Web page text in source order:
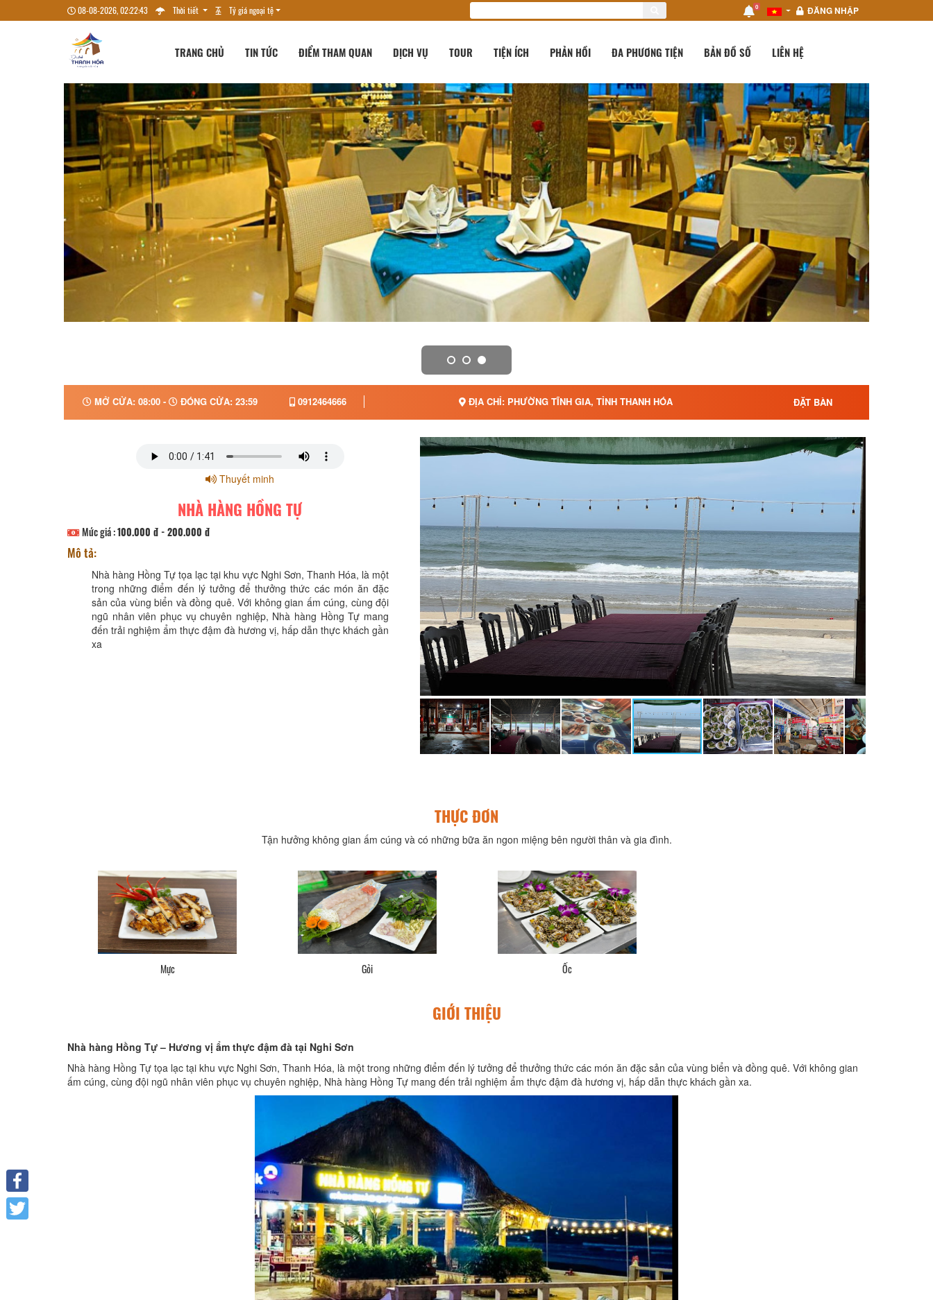
08-08-2026, 02:22:44 Thời tiết Tỷ giá ngoại tệ 0 ĐĂNG NHẬP
TRANG CHỦ TIN TỨC ĐIỂM THAM QUAN DỊCH VỤ TOUR TIỆN ÍCH PHẢN HỒI ĐA PHƯƠNG TIỆN BẢN ĐỒ SỐ LIÊN HỆ
MỞ CỬA: 08:00 - ĐÓNG CỬA: 23:59 0912464666 ĐỊA CHỈ: PHƯỜNG TĨNH GIA, TỈNH THANH HÓA ĐẶT BÀN
Thuyết minh
NHÀ HÀNG HỒNG TỰ
Mức giá :100.000 đ - 200.000 đ
Mô tả:
Nhà hàng Hồng Tự tọa lạc tại khu vực Nghi Sơn, Thanh Hóa, là một
trong những điểm đến lý tưởng để thưởng thức các món ăn đặc
sản của vùng biển và đồng quê. Với không gian ấm cúng, cùng đội
ngũ nhân viên phục vụ chuyên nghiệp, Nhà hàng Hồng Tự mang
đến trải nghiệm ẩm thực đậm đà hương vị, hấp dẫn thực khách gần
xa
THỰC ĐƠN
Tận hưởng không gian ấm cúng và có những bữa ăn ngon miệng bên người thân và gia đình.
Mực Gỏi Ốc
GIỚI THIỆU
Nhà hàng Hồng Tự – Hương vị ẩm thực đậm đà tại Nghi Sơn
Nhà hàng Hồng Tự tọa lạc tại khu vực Nghi Sơn, Thanh Hóa, là một trong những điểm đến lý tưởng để thưởng thức các món ăn đặc sản của vùng biển và đồng quê. Với không gian
ấm cúng, cùng đội ngũ nhân viên phục vụ chuyên nghiệp, Nhà hàng Hồng Tự mang đến trải nghiệm ẩm thực đậm đà hương vị, hấp dẫn thực khách gần xa.
Facebook